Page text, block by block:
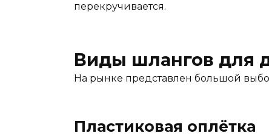
перекручивается.
Виды шлангов для
На рынке представлен большой
Пластиковая оплётка